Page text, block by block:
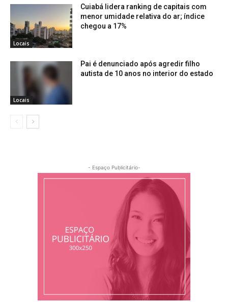
Locais
Cuiabá lidera ranking de capitais com
menor umidade relativa do ar; índice
chegou a 17%
Locais
Pai é denunciado após agredir filho
autista de 10 anos no interior do estado
- Espaço Publicitário-